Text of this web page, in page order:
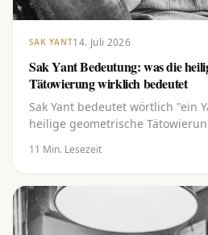
SAK YANT14. Juli 2026
Sak Yant Bedeutung: was die
Tätowierung wirklich bedeutet
Sak Yant bedeutet wörtlich "ein
heilige geometrische
Bedeutung hinter den Linien,
11 Min. Lesezeit